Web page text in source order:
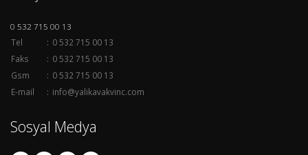
0 532 715 00 13
Tel
: 0 532 715 00 13
Faks
: 0 532 715 00 13
Gsm
: 0 532 715 00 13
E-mail
: info@yalikavakvinc.com
Sosyal Medya